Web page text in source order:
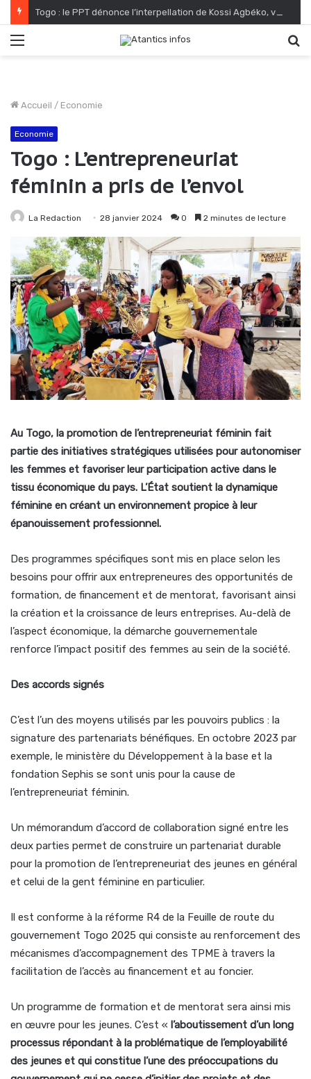
Togo : le PPT dénonce l’interpellation de Kossi Agbéko, vendeur de journaux à Lomé
Accueil / Economie
Economie
Togo : L’entrepreneuriat
féminin a pris de l’envol
La Redaction 28 janvier 2024 0 2 minutes de lecture
Au Togo, la promotion de l’entrepreneuriat féminin fait
partie des initiatives stratégiques utilisées pour autonomiser
les femmes et favoriser leur participation active dans le
tissu économique du pays. L’État soutient la dynamique
féminine en créant un environnement propice à leur
épanouissement professionnel.
Des programmes spécifiques sont mis en place selon les
besoins pour offrir aux entrepreneures des opportunités de
formation, de financement et de mentorat, favorisant ainsi
la création et la croissance de leurs entreprises. Au-delà de
l’aspect économique, la démarche gouvernementale
renforce l’impact positif des femmes au sein de la société.
Des accords signés
C’est l’un des moyens utilisés par les pouvoirs publics : la
signature des partenariats bénéfiques. En octobre 2023 par
exemple, le ministère du Développement à la base et la
fondation Sephis se sont unis pour la cause de
l’entrepreneuriat féminin.
Un mémorandum d’accord de collaboration signé entre les
deux parties permet de construire un partenariat durable
pour la promotion de l’entrepreneuriat des jeunes en général
et celui de la gent féminine en particulier.
Il est conforme à la réforme R4 de la Feuille de route du
gouvernement Togo 2025 qui consiste au renforcement des
mécanismes d’accompagnement des TPME à travers la
facilitation de l’accès au financement et au foncier.
Un programme de formation et de mentorat sera ainsi mis
en œuvre pour les jeunes. C’est « l’aboutissement d’un long
processus répondant à la problématique de l’employabilité
des jeunes et qui constitue l’une des préoccupations du